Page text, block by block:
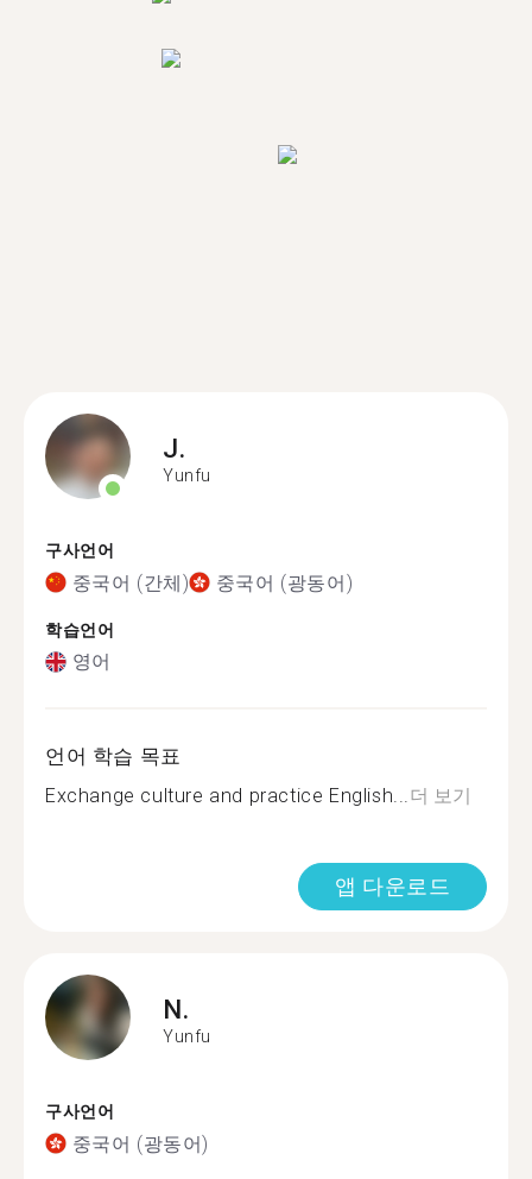
J.
Yunfu
구사언어
중국어 (간체) 중국어 (광동어)
학습언어
영어
언어 학습 목표
Exchange culture and practice English...더 보기
앱 다운로드
N.
Yunfu
구사언어
중국어 (광동어)